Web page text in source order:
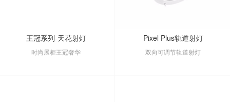
王冠系列-天花射灯
时尚展柜王冠奢华
Pixel Plus轨道射灯
双向可调节轨道射灯